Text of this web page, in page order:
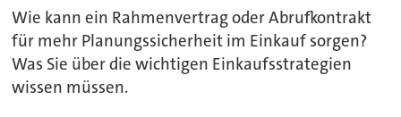
Wie kann ein Rahmenvertrag oder Abrufkontrakt
für mehr Planungssicherheit im Einkauf sorgen?
Was Sie über die wichtigen Einkaufsstrategien
wissen müssen.